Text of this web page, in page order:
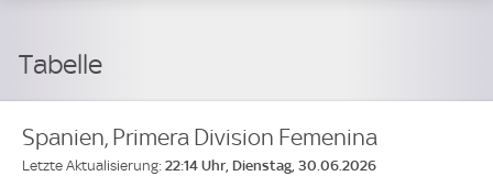
Tabelle
Spanien, Primera Division Femenina
Letzte Aktualisierung: 22:14 Uhr, Dienstag, 30.06.2026